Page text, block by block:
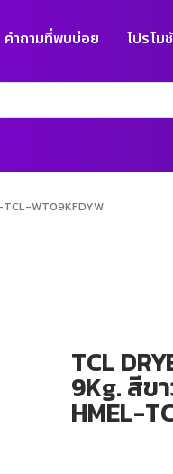
คำถามที่พบบ่อย โปรโม
TCL-WT09KFDYW
TCL
9Kg. สีข
HMEL-